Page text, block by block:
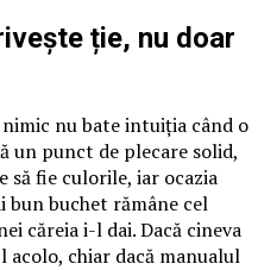
ție, nu doar
nu bate intuiția când o
un punct de plecare solid,
să fie culorile, iar ocazia
bun buchet rămâne cel
căreia i-l dai. Dacă cineva
acolo, chiar dacă manualul